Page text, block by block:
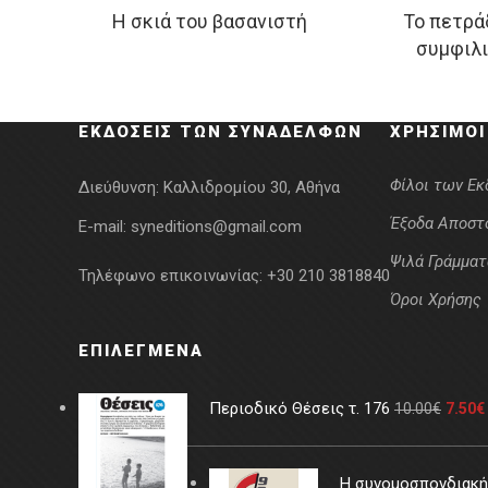
Η σκιά του βασανιστή
priceτρέχουσα
Το
ΕΚΔΌΣΕΙΣ ΤΩΝ ΣΥΝΑΔΈΛΦΩΝ
Διεύθυνση: Καλλιδρομίου 30, Αθήνα
E-mail: syneditions@gmail.com
Τηλέφωνο επικοινωνίας: +30 210 3818840
Φίλοι των
Έξοδα
Ψιλά
Όροι Χρήσης
ΕΠΙΛΕΓΜΈΝΑ
Περιοδικό Θέσεις τ. 176 10.00€ 7.50€
Η συνομοσπονδιακή